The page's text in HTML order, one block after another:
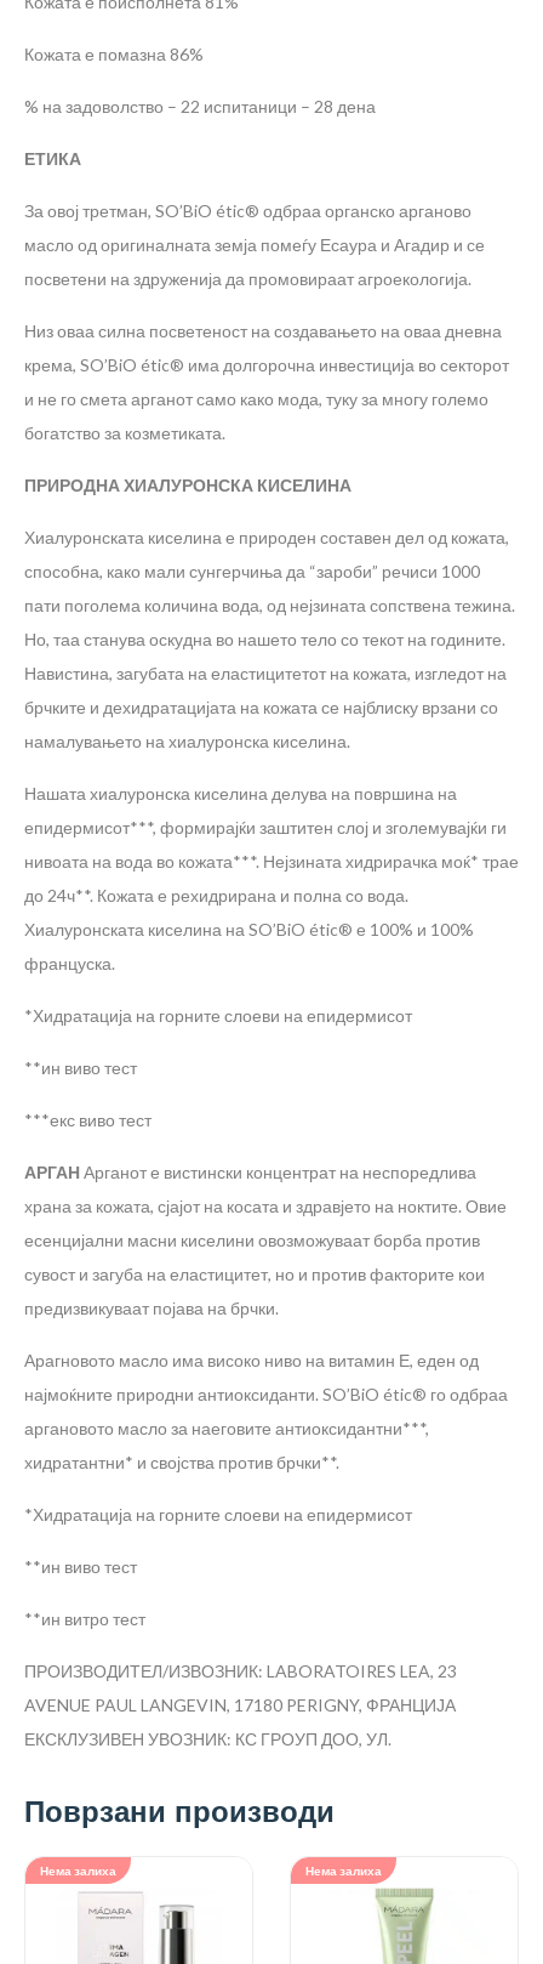
Кожата е помазна 86%
% на задоволство – 22 испитаници – 28 дена
ЕТИКА
За овој третман, SO’BiO étic® одбраа органско арганово
масло од оригиналната земја помеѓу Есаура и Агадир и се
посветени на здруженија да промовираат агроекологија.
Низ оваа силна посветеност на создавањето на оваа дневна
крема, SO’BiO étic® има долгорочна инвестиција во секторот
и не го смета арганот само како мода, туку за многу големо
богатство за козметиката.
ПРИРОДНА ХИАЛУРОНСКА КИСЕЛИНА
Хиалуронската киселина е природен составен дел од кожата,
способна, како мали сунгерчиња да “зароби” речиси 1000
пати поголема количина вода, од нејзината сопствена тежина.
Но, таа станува оскудна во нашето тело со текот на годините.
Навистина, загубата на еластицитетот на кожата, изгледот на
брчките и дехидратацијата на кожата се најблиску врзани со
намалувањето на хиалуронска киселина.
Нашата хиалуронска киселина делува на површина на
епидермисот***, формирајќи заштитен слој и зголемувајќи ги
нивоата на вода во кожата***. Нејзината хидрирачка моќ* трае
до 24ч**. Кожата е рехидрирана и полна со вода.
Хиалуронската киселина на SO’BiO étic® е 100% и 100%
француска.
*Хидратација на горните слоеви на епидермисот
**ин виво тест
***екс виво тест
АРГАН Арганот е вистински концентрат на неспоредлива
храна за кожата, сјајот на косата и здравјето на ноктите. Овие
есенцијални масни киселини овозможуваат борба против
сувост и загуба на еластицитет, но и против факторите кои
предизвикуваат појава на брчки.
Арагновото масло има високо ниво на витамин Е, еден од
најмоќните природни антиоксиданти. SO’BiO étic® го одбраа
аргановото масло за наеговите антиоксидантни***,
хидратантни* и својства против брчки**.
*Хидратација на горните слоеви на епидермисот
**ин виво тест
**ин витро тест
ПРОИЗВОДИТЕЛ/ИЗВОЗНИК: LABORATOIRES LEA, 23
AVENUE PAUL LANGEVIN, 17180 PERIGNY, ФРАНЦИЈА
ЕКСКЛУЗИВЕН УВОЗНИК: КС ГРОУП ДОО, УЛ.
Поврзани производи
Нема залиха Нема залиха